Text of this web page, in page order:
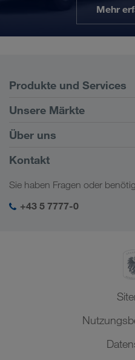
Mehr
Produkte und Services
Straßentransporte
Kundenportal CONNECT
Digitale Lösungen
Branchenlösungen
Unsere Märkte
Europa
Kaukasus
Zentralasien
Naher Osten
Über uns
Firmeninformation
Soziale Verantwortung
SHEQ-Management
Kontakt
Sie haben Fragen oder
+43 5 7777-0